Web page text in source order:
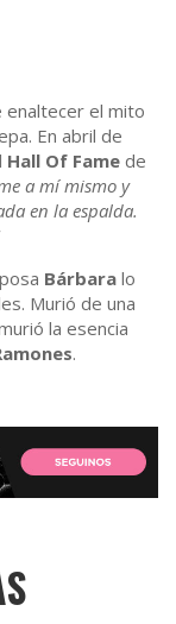
enaltecer el mito
En abril de
Hall Of Fame de
a mí mismo y
en la espalda.
Bárbara lo
Murió de una
la esencia
.